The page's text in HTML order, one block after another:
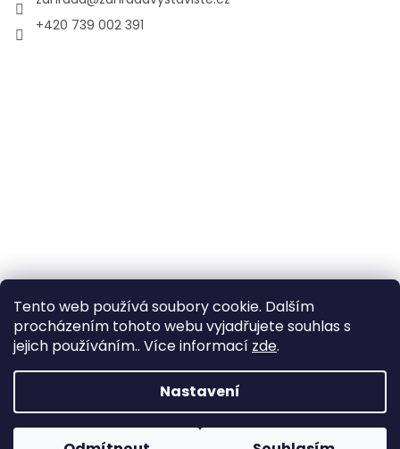
Tento web používá soubory cookie. Dalším
procházením tohoto webu vyjadřujete souhlas s
jejich používáním.. Více informací zde.
Nastavení
+420 739 002 391
Vytvořil Shoptet
Copyright 2026Zahrada Výstaviště. Všechna práva